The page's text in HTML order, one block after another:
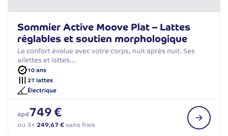
Sommier Active Moove Plat – Lattes
réglables et soutien morphologique
Le confort évolue avec votre corps, nuit après nuit. Ses
ailettes et lattes…
10 ans
27 lattes
Électrique
àpd749 €
ou 3× 249,67 €sans frais